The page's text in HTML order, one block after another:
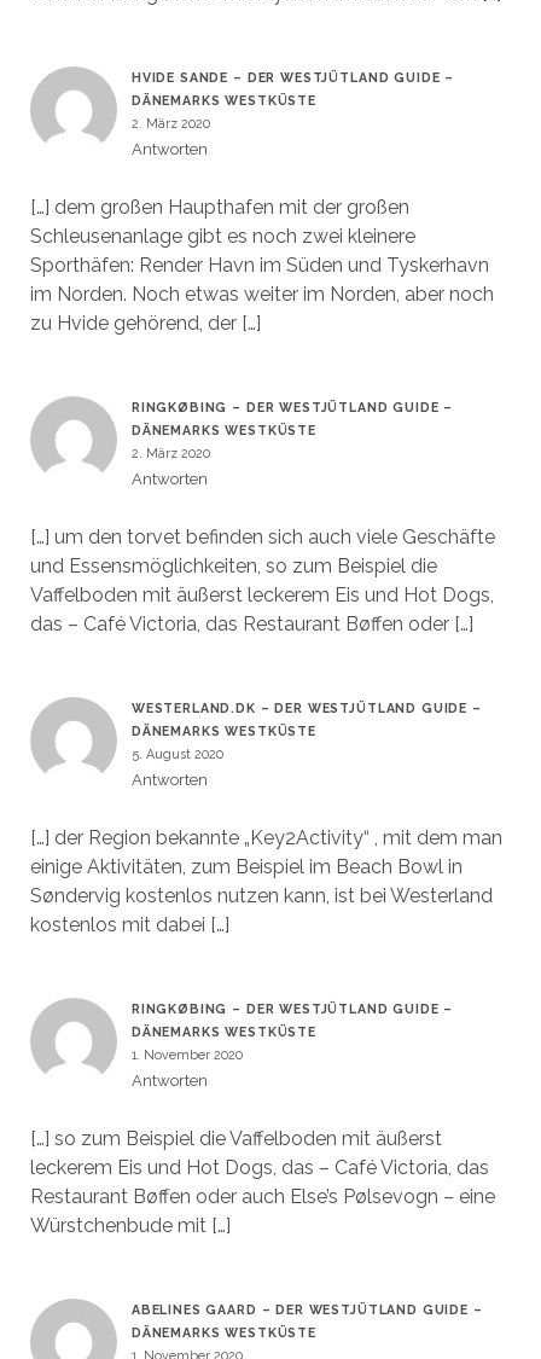
HVIDE SANDE – DER WESTJÜTLAND GUIDE –
DÄNEMARKS WESTKÜSTE
2. März 2020
Antworten
[…] dem großen Haupthafen mit der großen
Schleusenanlage gibt es noch zwei kleinere
Sporthäfen: Render Havn im Süden und Tyskerhavn
im Norden. Noch etwas weiter im Norden, aber noch
zu Hvide gehörend, der […]
RINGKØBING – DER WESTJÜTLAND GUIDE –
DÄNEMARKS WESTKÜSTE
2. März 2020
Antworten
[…] um den torvet befinden sich auch viele Geschäfte
und Essensmöglichkeiten, so zum Beispiel die
Vaffelboden mit äußerst leckerem Eis und Hot Dogs,
das – Café Victoria, das Restaurant Bøffen oder […]
WESTERLAND.DK – DER WESTJÜTLAND GUIDE –
DÄNEMARKS WESTKÜSTE
5. August 2020
Antworten
[…] der Region bekannte „Key2Activity“ , mit dem man
einige Aktivitäten, zum Beispiel im Beach Bowl in
Søndervig kostenlos nutzen kann, ist bei Westerland
kostenlos mit dabei […]
RINGKØBING – DER WESTJÜTLAND GUIDE –
DÄNEMARKS WESTKÜSTE
1. November 2020
Antworten
[…] so zum Beispiel die Vaffelboden mit äußerst
leckerem Eis und Hot Dogs, das – Café Victoria, das
Restaurant Bøffen oder auch Else’s Pølsevogn – eine
Würstchenbude mit […]
ABELINES GAARD – DER WESTJÜTLAND GUIDE –
DÄNEMARKS WESTKÜSTE
1. November 2020